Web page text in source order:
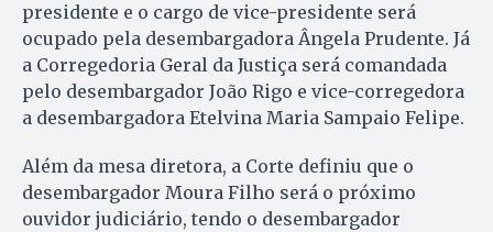
presidente e o cargo de vice-presidente será
ocupado pela desembargadora Ângela Prudente. Já
a Corregedoria Geral da Justiça será comandada
pelo desembargador João Rigo e vice-corregedora
a desembargadora Etelvina Maria Sampaio Felipe.
Além da mesa diretora, a Corte definiu que o
desembargador Moura Filho será o próximo
ouvidor judiciário, tendo o desembargador